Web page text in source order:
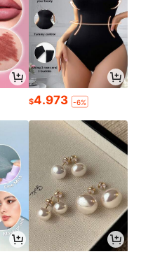
$4.973 -6%